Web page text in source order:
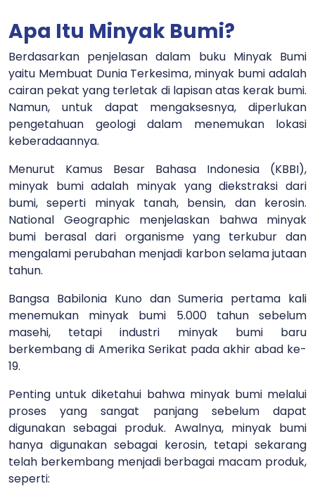
Apa Itu Minyak Bumi?
Berdasarkan penjelasan dalam buku Minyak Bumi
yaitu Membuat Dunia Terkesima, minyak bumi adalah
cairan pekat yang terletak di lapisan atas kerak bumi.
Namun, untuk dapat mengaksesnya, diperlukan
pengetahuan geologi dalam menemukan lokasi
keberadaannya.
Menurut Kamus Besar Bahasa Indonesia (KBBI),
minyak bumi adalah minyak yang diekstraksi dari
bumi, seperti minyak tanah, bensin, dan kerosin.
National Geographic menjelaskan bahwa minyak
bumi berasal dari organisme yang terkubur dan
mengalami perubahan menjadi karbon selama jutaan
tahun.
Bangsa Babilonia Kuno dan Sumeria pertama kali
menemukan minyak bumi 5.000 tahun sebelum
masehi, tetapi industri minyak bumi baru
berkembang di Amerika Serikat pada akhir abad ke-
19.
Penting untuk diketahui bahwa minyak bumi melalui
proses yang sangat panjang sebelum dapat
digunakan sebagai produk. Awalnya, minyak bumi
hanya digunakan sebagai kerosin, tetapi sekarang
telah berkembang menjadi berbagai macam produk,
seperti: